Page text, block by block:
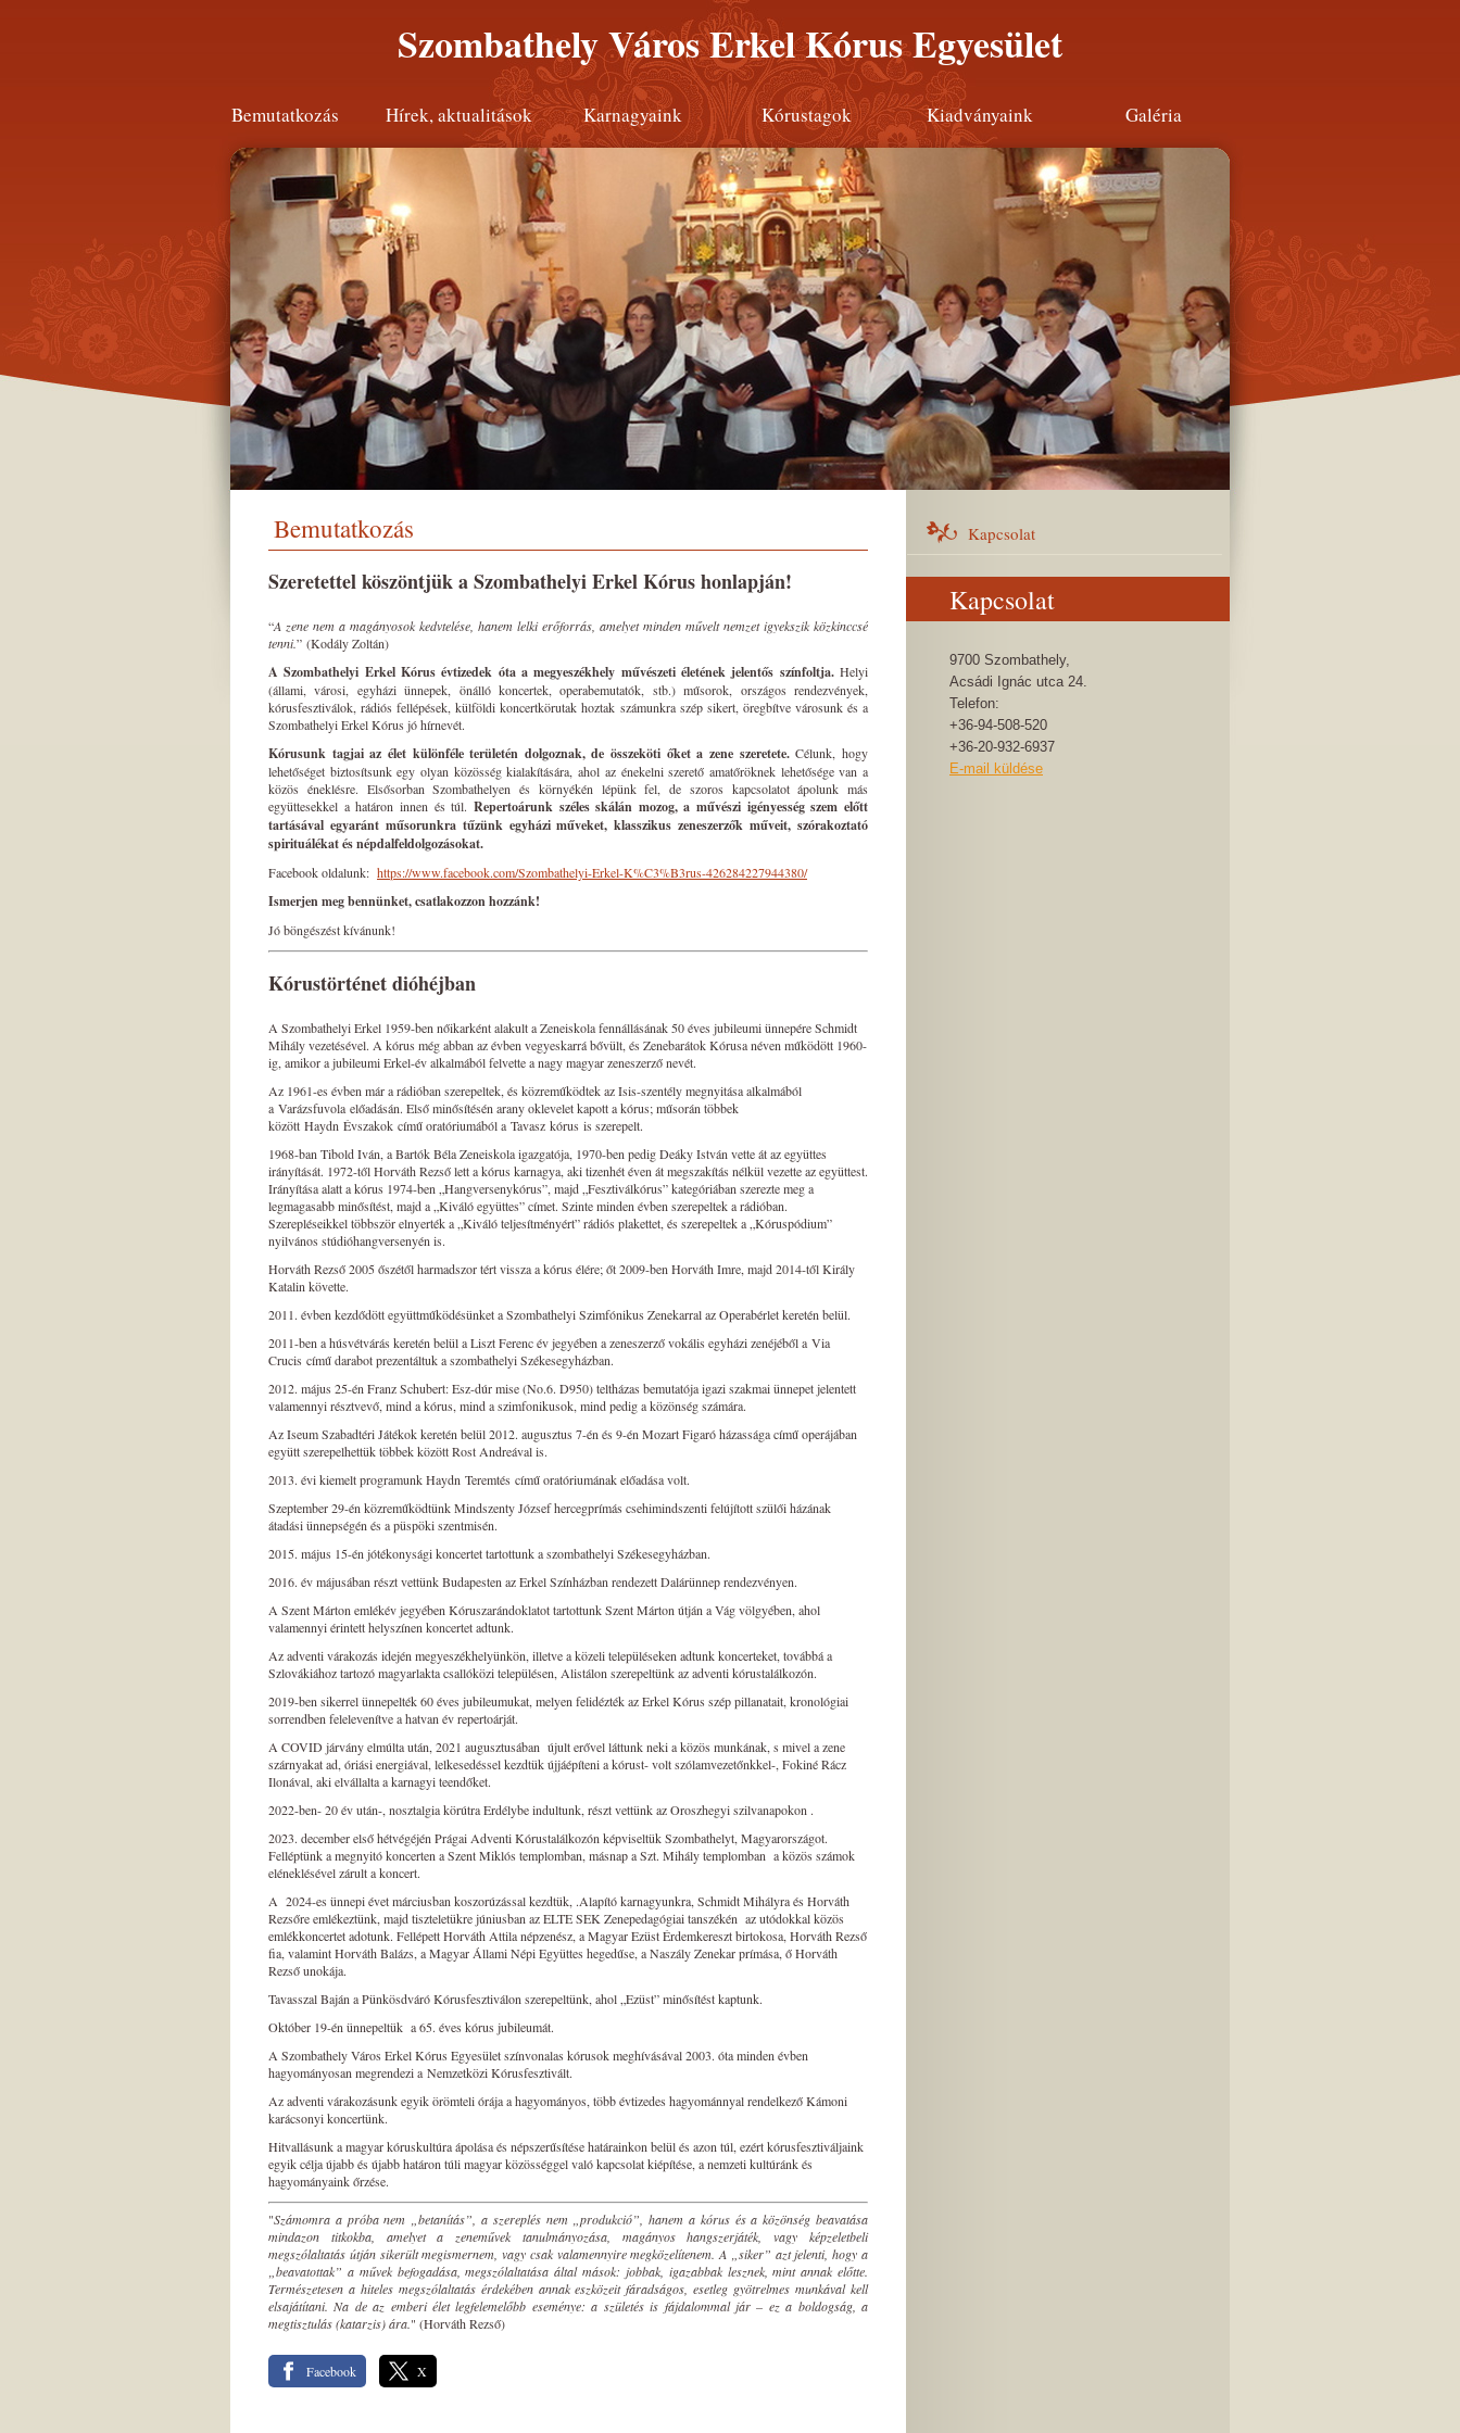
Szombathely Város Erkel Kórus Egyesület
Bemutatkozás Hírek, aktualitások Karnagyaink Kórustagok Kiadványaink Galéria
Kapcsolat
Kapcsolat
9700 Szombathely,
Acsádi Ignác utca 24.
Telefon:
+36-94-508-520
+36-20-932-6937
E-mail küldése
Bemutatkozás
Szeretettel köszöntjük a Szombathelyi Erkel Kórus honlapján!
“A zene nem a magányosok kedvtelése, hanem lelki erőforrás, amelyet minden művelt nemzet igyekszik közkinccsé
tenni.” (Kodály Zoltán)
A Szombathelyi Erkel Kórus évtizedek óta a megyeszékhely művészeti életének jelentős színfoltja.Helyi
(állami, városi, egyházi ünnepek, önálló koncertek, operabemutatók, stb.) műsorok, országos rendezvények,
kórusfesztiválok, rádiós fellépések, külföldi koncertkörutak hoztak számunkra szép sikert, öregbítve városunk és a
Szombathelyi Erkel Kórus jó hírnevét.
Kórusunk tagjai az élet különféle területén dolgoznak, de összeköti őket a zene szeretete.Célunk, hogy
lehetőséget biztosítsunk egy olyan közösség kialakítására, ahol az énekelni szerető amatőröknek lehetősége van a
közös éneklésre. Elsősorban Szombathelyen és környékén lépünk fel, de szoros kapcsolatot ápolunk más
együttesekkel a határon innen és túl. Repertoárunk széles skálán mozog, a művészi igényesség szem előtt
tartásával egyaránt műsorunkra tűzünk egyházi műveket, klasszikus zeneszerzők műveit, szórakoztató
spirituálékat és népdalfeldolgozásokat.
Facebook oldalunk: https://www.facebook.com/Szombathelyi-Erkel-K%C3%B3rus-426284227944380/
Ismerjen meg bennünket, csatlakozzon hozzánk!
Jó böngészést kívánunk!
Kórustörténet dióhéjban
A Szombathelyi Erkel 1959-ben nőikarként alakult a Zeneiskola fennállásának 50 éves jubileumi ünnepére Schmidt
Mihály vezetésével. A kórus még abban az évben vegyeskarrá bővült, és Zenebarátok Kórusa néven működött 1960-
ig, amikor a jubileumi Erkel-év alkalmából felvette a nagy magyar zeneszerző nevét.
Az 1961-es évben már a rádióban szerepeltek, és közreműködtek az Isis-szentély megnyitása alkalmából
a Varázsfuvola előadásán. Első minősítésén arany oklevelet kapott a kórus; műsorán többek
között Haydn Évszakok című oratóriumából a Tavasz kórus is szerepelt.
1968-ban Tibold Iván, a Bartók Béla Zeneiskola igazgatója, 1970-ben pedig Deáky István vette át az együttes
irányítását. 1972-től Horváth Rezső lett a kórus karnagya, aki tizenhét éven át megszakítás nélkül vezette az együttest.
Irányítása alatt a kórus 1974-ben „Hangversenykórus”, majd „Fesztiválkórus” kategóriában szerezte meg a
legmagasabb minősítést, majd a „Kiváló együttes” címet. Szinte minden évben szerepeltek a rádióban.
Szerepléseikkel többször elnyerték a „Kiváló teljesítményért” rádiós plakettet, és szerepeltek a „Kóruspódium”
nyilvános stúdióhangversenyén is.
Horváth Rezső 2005 őszétől harmadszor tért vissza a kórus élére; őt 2009-ben Horváth Imre, majd 2014-től Király
Katalin követte.
2011. évben kezdődött együttműködésünket a Szombathelyi Szimfónikus Zenekarral az Operabérlet keretén belül.
2011-ben a húsvétvárás keretén belül a Liszt Ferenc év jegyében a zeneszerző vokális egyházi zenéjéből a Via
Crucis című darabot prezentáltuk a szombathelyi Székesegyházban.
2012. május 25-én Franz Schubert: Esz-dúr mise (No.6. D950) teltházas bemutatója igazi szakmai ünnepet jelentett
valamennyi résztvevő, mind a kórus, mind a szimfonikusok, mind pedig a közönség számára.
Az Iseum Szabadtéri Játékok keretén belül 2012. augusztus 7-én és 9-én Mozart Figaró házassága című operájában
együtt szerepelhettük többek között Rost Andreával is.
2013. évi kiemelt programunk Haydn Teremtés című oratóriumának előadása volt.
Szeptember 29-én közreműködtünk Mindszenty József hercegprímás csehimindszenti felújított szülői házának
átadási ünnepségén és a püspöki szentmisén.
2015. május 15-én jótékonysági koncertet tartottunk a szombathelyi Székesegyházban.
2016. év májusában részt vettünk Budapesten az Erkel Színházban rendezett Dalárünnep rendezvényen.
A Szent Márton emlékév jegyében Kóruszarándoklatot tartottunk Szent Márton útján a Vág völgyében, ahol
valamennyi érintett helyszínen koncertet adtunk.
Az adventi várakozás idején megyeszékhelyünkön, illetve a közeli településeken adtunk koncerteket, továbbá a
Szlovákiához tartozó magyarlakta csallóközi településen, Alistálon szerepeltünk az adventi kórustalálkozón.
2019-ben sikerrel ünnepelték 60 éves jubileumukat, melyen felidézték az Erkel Kórus szép pillanatait, kronológiai
sorrendben felelevenítve a hatvan év repertoárját.
A COVID járvány elmúltaután, 2021 augusztusában újult erővel láttunk neki a közös munkának, s mivel a zene
szárnyakat ad, óriási energiával, lelkesedéssel kezdtük újjáépíteni a kórust- volt szólamvezetőnkkel-, Fokiné Rácz
Ilonával, aki elvállalta a karnagyi teendőket.
2022-ben- 20 év után-, nosztalgia körútra Erdélybe indultunk, részt vettünk az Oroszhegyiszilvanapokon .
2023. december első hétvégéjén Prágai Adventi Kórustalálkozón képviseltük Szombathelyt, Magyarországot.
Felléptünk a megnyitó koncerten a Szent Miklós templomban, másnap a Szt. Mihálytemplomban a közös számok
eléneklésével zárult a koncert.
A 2024-es ünnepi évet márciusban koszorúzással kezdtük, .Alapító karnagyunkra, Schmidt Mihályra és Horváth
Rezsőreemlékeztünk, majd tiszteletükre júniusban az ELTESEK Zenepedagógiai tanszékén az utódokkal közös
emlékkoncertet adotunk. FellépettHorváth Attila népzenész, a Magyar Ezüst Érdemkereszt birtokosa, Horváth Rezső
fia, valamintHorváth Balázs, a Magyar Állami Népi Együttes hegedűse, a Naszály Zenekar prímása, ő Horváth
Rezső unokája.
Tavasszal Baján a Pünkösdváró Kórusfesztiválon szerepeltünk, ahol „Ezüst” minősítést kaptunk.
Október 19-én ünnepeltük a 65. éves kórus jubileumát.
A Szombathely Város Erkel Kórus Egyesület színvonalas kórusok meghívásával 2003. óta minden évben
hagyományosan megrendezi a Nemzetközi Kórusfesztivált.
Az adventi várakozásunk egyik örömteli órája a hagyományos, több évtizedes hagyománnyal rendelkező Kámoni
karácsonyikoncertünk.
Hitvallásunk a magyar kóruskultúra ápolása és népszerűsítése határainkon belül és azon túl, ezért kórusfesztiváljaink
egyik célja újabb és újabb határon túli magyar közösséggel való kapcsolat kiépítése, a nemzeti kultúránk és
hagyományaink őrzése.
"Számomra a próba nem „betanítás”, a szereplés nem „produk­ció”, hanem a kórus és a közönség beavatása
mindazon titkokba, ame­lyet a zeneművek tanulmányozása, magányos hangszerjáték, vagy képze­letbeli
megszólaltatás útján sikerült megismernem, vagy csak valamennyire megközelítenem. A „siker” azt jelenti, hogy a
„beavatottak” a művek befogadása, megszólaltatása által má­sok: jobbak, igazabbak lesznek, mint annak előtte.
Természetesen a hiteles megszólaltatás érdekében annak eszközeit fáradságos, esetleg gyötrelmes munkával kell
elsajátítani. Na de az emberi élet legfelemelőbb eseménye: a születés is fáj­dalommal jár – ez a boldogság, a
megtisztulás (katarzis) ára." (Horváth Rezső)
Facebook X